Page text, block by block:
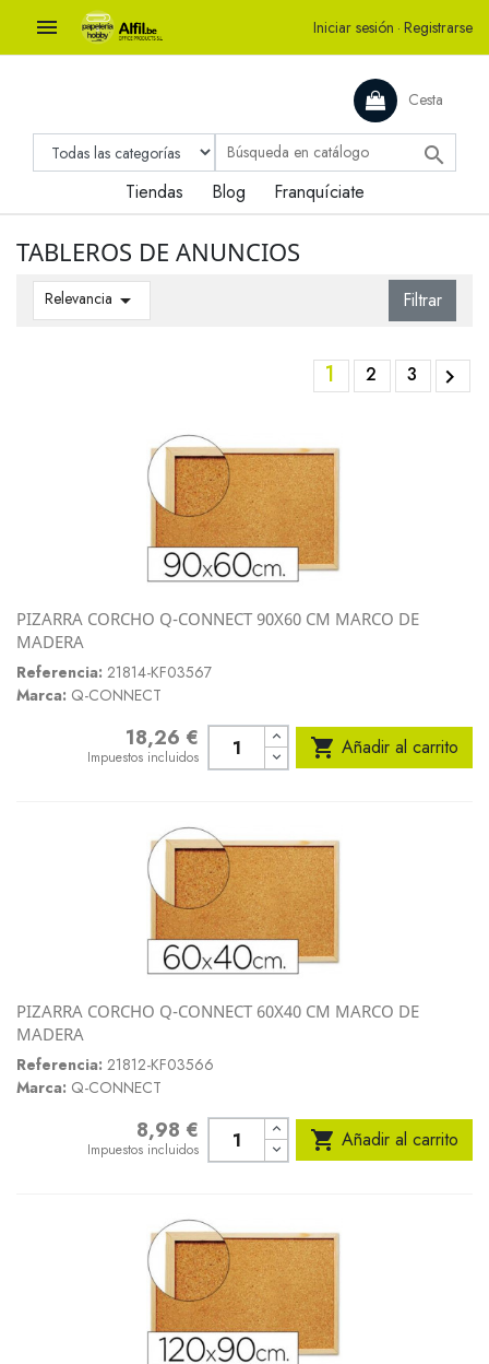
 Iniciar sesión · Registrarse
Cesta

Tiendas Blog Franquíciate
TABLEROS DE ANUNCIOS
Relevancia  Filtrar
1 2 3 
PIZARRA CORCHO Q-CONNECT 90X60 CM MARCO DE
MADERA
Referencia: 21814-KF03567
Marca: Q-CONNECT
Precio18,26 €
Impuestos incluidos  Añadir al carrito
PIZARRA CORCHO Q-CONNECT 60X40 CM MARCO DE
MADERA
Referencia: 21812-KF03566
Marca: Q-CONNECT
8,98 €
Impuestos incluidos  Añadir al carrito